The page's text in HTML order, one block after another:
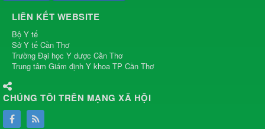
LIÊN KẾT WEBSITE
Bộ Y tế
Sở Y tế Cần Thơ
Trường Đại học Y dược Cần Thơ
Trung tâm Giám định Y khoa TP Cần Thơ
CHÚNG TÔI TRÊN MẠNG XÃ HỘI